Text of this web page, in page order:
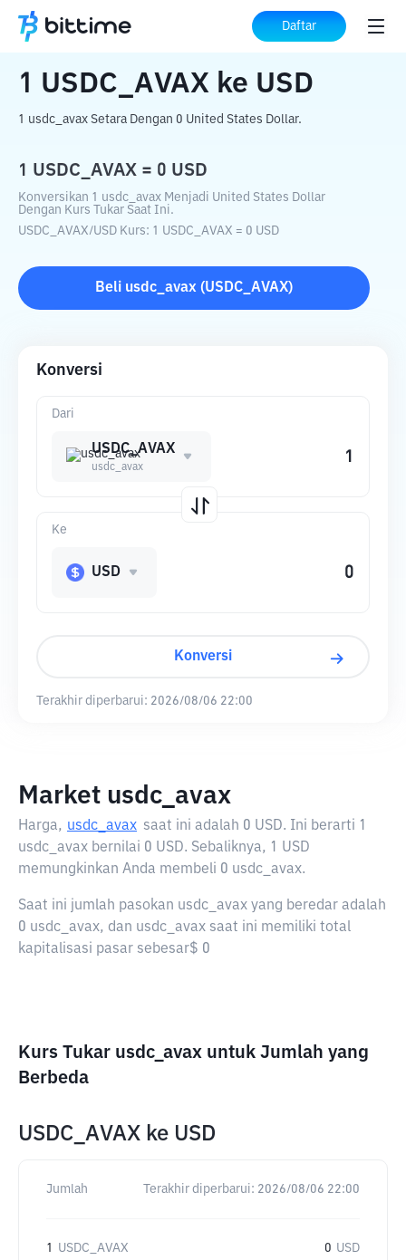
Daftar
Beranda Konverter Kripto USDC_AVAX ke USD
1 USDC_AVAX ke USD
1 usdc_avax Setara Dengan 0 United States Dollar.
1 USDC_AVAX = 0 USD
Konversikan 1 usdc_avax Menjadi United States Dollar
Dengan Kurs Tukar Saat Ini.
USDC_AVAX/USD Kurs: 1 USDC_AVAX = 0 USD
Beli usdc_avax (USDC_AVAX)
Konversi
Dari
USDC_AVAX
usdc_avax
Ke
USD
Konversi
Terakhir diperbarui: 2026/08/06 22:00
Market usdc_avax
Harga, usdc_avax saat ini adalah 0 USD. Ini berarti 1
usdc_avax bernilai 0 USD. Sebaliknya, 1 USD
memungkinkan Anda membeli 0 usdc_avax.
Saat ini jumlah pasokan usdc_avax yang beredar adalah
0 usdc_avax, dan usdc_avax saat ini memiliki total
kapitalisasi pasar sebesar$ 0
Kurs Tukar usdc_avax untuk Jumlah yang
Berbeda
USDC_AVAX ke USD
Jumlah Terakhir diperbarui: 2026/08/06 22:00
1 USDC_AVAX 0 USD